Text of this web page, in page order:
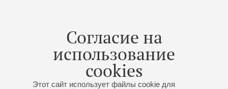
Согласие на
использование
cookies
Этот сайт использует файлы cookie для
постановщик ;Юлия Рулева- режиссер-
Дунаевский,Штраус,,Кальман,Доницетти
Бернстайн,Моцарт ;Геништа